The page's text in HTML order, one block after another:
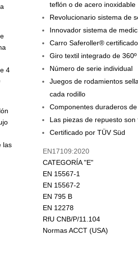
4
las
teflón o de acero inoxidable
Revolucionario sistema de
Innovador sistema de
Carro Saferoller®
Giro textil integrado de 360º
Número de serie individual
Juegos de rodamientos
cada rodillo
Componentes duraderos
Las piezas de repuesto
Certificado por TÜV Süd
EN17109:2020
CATEGORÍA "E"
EN 15567-1
EN 15567-2
EN 795 B
EN 12278
RfU CNB/P/11.104
Normas ACCT (USA)